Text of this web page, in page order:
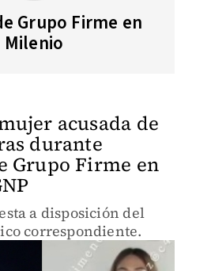
Grupo Firme en
Milenio
acusada de
durante
Grupo Firme en
a disposición del
correspondiente.